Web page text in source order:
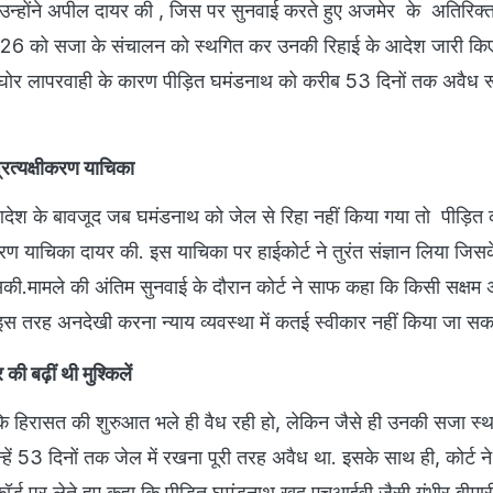
अपील दायर की , जिस पर सुनवाई करते हुए अजमेर के अतिरिक्त
को सजा के संचालन को स्थगित कर उनकी रिहाई के आदेश जारी
लापरवाही के कारण पीड़ित घमंडनाथ को करीब 53 दिनों तक अवैध
याचिका
के बावजूद जब घमंडनाथ को जेल से रिहा नहीं किया गया तो पीड़ित
याचिका दायर की. इस याचिका पर हाईकोर्ट ने तुरंत संज्ञान लिया
की अंतिम सुनवाई के दौरान कोर्ट ने साफ कहा कि किसी सक्षम
तरह अनदेखी करना न्याय व्यवस्था में कतई स्वीकार नहीं किया जा
की बढ़ीं थी मुश्किलें
हिरासत की शुरुआत भले ही वैध रही हो, लेकिन जैसे ही उनकी सजा
53 दिनों तक जेल में रखना पूरी तरह अवैध था. इसके साथ ही, कोर्ट ने